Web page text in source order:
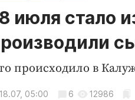
июля стало
происходило в
18.07, 05:00 6 12986